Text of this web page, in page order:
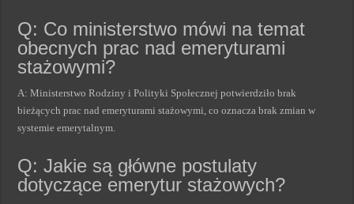
Q: Co ministerstwo mówi na temat
obecnych prac nad emeryturami
stażowymi?
A: Ministerstwo Rodziny i Polityki Społecznej potwierdziło brak
bieżących prac nad emeryturami stażowymi, co oznacza brak zmian w
systemie emerytalnym.
Q: Jakie są główne postulaty
dotyczące emerytur stażowych?